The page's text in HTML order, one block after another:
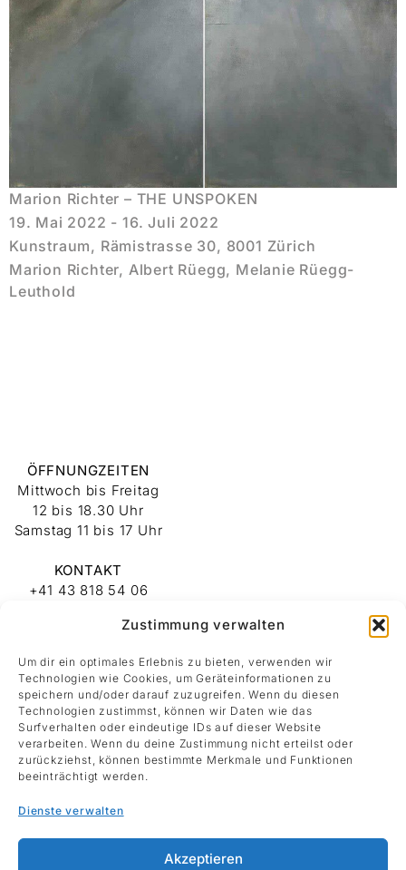
Zustimmung verwalten
Um dir ein optimales Erlebnis zu bieten, verwenden wir
Technologien wie Cookies, um Geräteinformationen zu
speichern und/oder darauf zuzugreifen. Wenn du diesen
Technologien zustimmst, können wir Daten wie das
Surfverhalten oder eindeutige IDs auf dieser Website
verarbeiten. Wenn du deine Zustimmung nicht erteilst oder
zurückziehst, können bestimmte Merkmale und Funktionen
beeinträchtigt werden.
Dienste verwalten
Akzeptieren
Marion Richter – THE UNSPOKEN
19. Mai 2022 - 16. Juli 2022
Kunstraum, Rämistrasse 30, 8001 Zürich
Marion Richter, Albert Rüegg, Melanie Rüegg-
Leuthold
ÖFFNUNGZEITEN
Mittwoch bis Freitag
12 bis 18.30 Uhr
Samstag 11 bis 17 Uhr
KONTAKT
+41 43 818 54 06
ADRESSE
Stiftung
Kunstsammlung
Albert und Melanie
Rüegg